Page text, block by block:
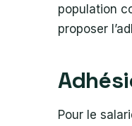
population
proposer
Pour le